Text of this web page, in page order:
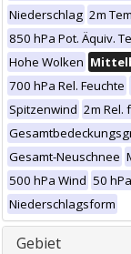
Niederschlag 2m
850 hPa Pot. Äquiv.
Hohe Wolken
700 hPa Rel. Feuchte
Spitzenwind 2m Rel.
Gesamt-Neuschnee
500 hPa Wind 50
Niederschlagsform
Gebiet